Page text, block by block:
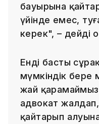
бауырына
үйінде емес,
керек", – дейді
Енді басты
мүмкіндік бере
жай
адвокат
қайтарып